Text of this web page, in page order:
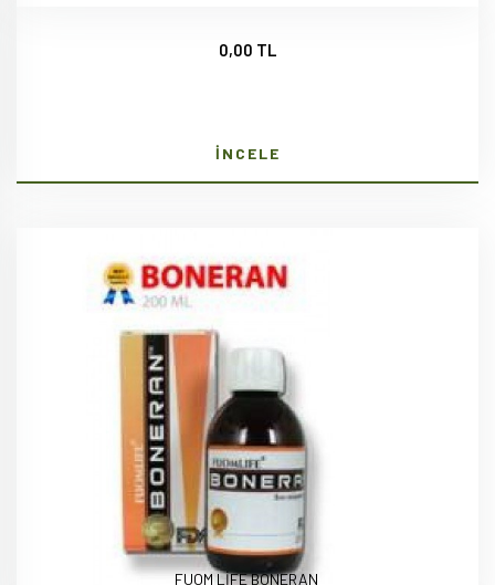
0,00 TL
İNCELE
FUOM LİFE BONERAN